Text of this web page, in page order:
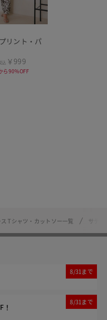
リント・パ
込 ￥999
ら90%OFF
ス Tシャツ・カットソー一覧 サテ
8/31まで
！
8/31まで